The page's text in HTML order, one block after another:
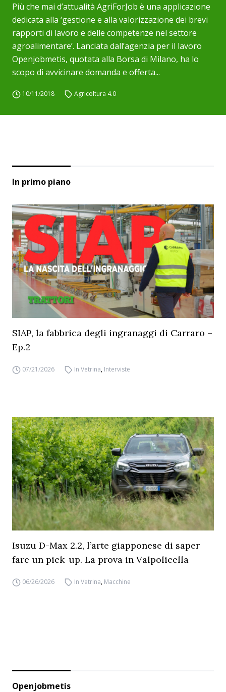
Più che mai d’attualità AgriForJob è una applicazione
dedicata alla ‘gestione e alla valorizzazione dei brevi
rapporti di lavoro e delle competenze nel settore
agroalimentare’. Lanciata dall’agenzia per il lavoro
Openjobmetis, quotata alla Borsa di Milano, ha lo
scopo di avvicinare domanda e offerta...
10/11/2018 Agricoltura 4.0
In primo piano
SIAP, la fabbrica degli ingranaggi di Carraro –
Ep.2
07/21/2026 In Vetrina, Interviste
Isuzu D-Max 2.2, l’arte giapponese di saper
fare un pick-up. La prova in Valpolicella
06/26/2026 In Vetrina, Macchine
Openjobmetis